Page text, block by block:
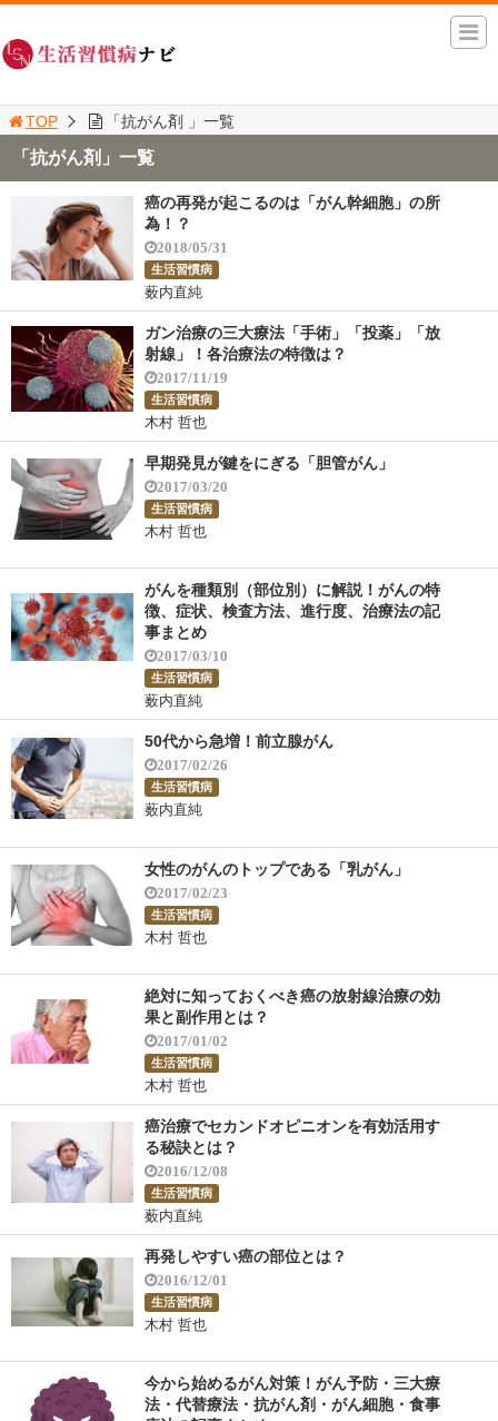
TOP 「抗がん剤 」一覧
「抗がん剤」一覧
癌の再発が起こるのは「がん幹細胞」の所
為！？
2018/05/31
生活習慣病
薮内直純
ガン治療の三大療法「手術」「投薬」「放
射線」！各治療法の特徴は？
2017/11/19
生活習慣病
木村 哲也
早期発見が鍵をにぎる「胆管がん」
2017/03/20
生活習慣病
木村 哲也
がんを種類別（部位別）に解説！がんの特
徴、症状、検査方法、進行度、治療法の記
事まとめ
2017/03/10
生活習慣病
薮内直純
50代から急増！前立腺がん
2017/02/26
生活習慣病
薮内直純
女性のがんのトップである「乳がん」
2017/02/23
生活習慣病
木村 哲也
絶対に知っておくべき癌の放射線治療の効
果と副作用とは？
2017/01/02
生活習慣病
木村 哲也
癌治療でセカンドオピニオンを有効活用す
る秘訣とは？
2016/12/08
生活習慣病
薮内直純
再発しやすい癌の部位とは？
2016/12/01
生活習慣病
木村 哲也
今から始めるがん対策！がん予防・三大療
法・代替療法・抗がん剤・がん細胞・食事